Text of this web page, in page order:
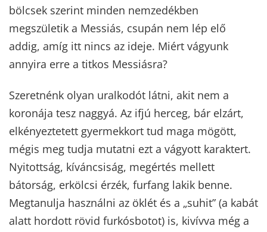
bölcsek szerint minden nemzedékben
megszületik a Messiás, csupán nem lép elő
addig, amíg itt nincs az ideje. Miért vágyunk
annyira erre a titkos Messiásra?
Szeretnénk olyan uralkodót látni, akit nem a
koronája tesz naggyá. Az ifjú herceg, bár elzárt,
elkényeztetett gyermekkort tud maga mögött,
mégis meg tudja mutatni ezt a vágyott karaktert.
Nyitottság, kíváncsiság, megértés mellett
bátorság, erkölcsi érzék, furfang lakik benne.
Megtanulja használni az öklét és a „suhit” (a kabát
alatt hordott rövid furkósbotot) is, kivívva még a